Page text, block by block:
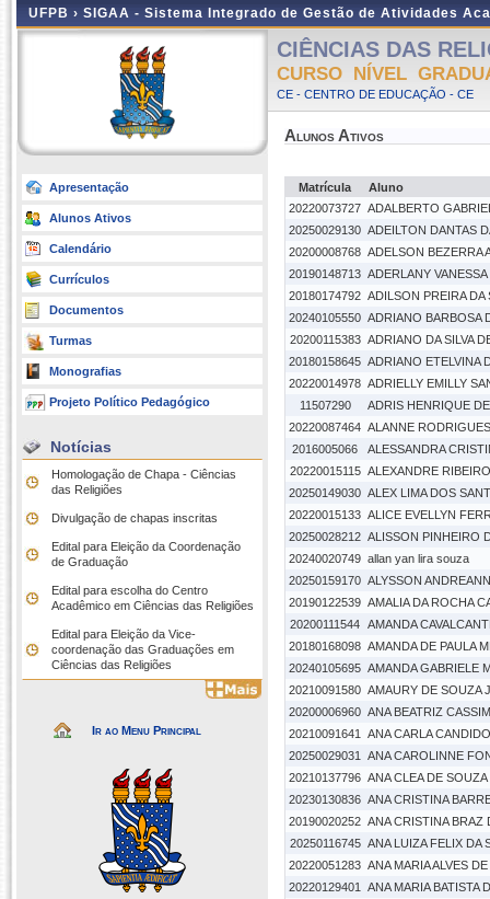
UFPB › SIGAA - Sistema Integrado de Gestão de Atividades
Apresentação
Alunos Ativos
Calendário
Currículos
Documentos
Turmas
Monografias
Projeto Político Pedagógico
Notícias
Homologação de Chapa - Ciências
das Religiões
Divulgação de chapas inscritas
Edital para Eleição da Coordenação
de Graduação
Edital para escolha do Centro
Acadêmico em Ciências das Religiões
Edital para Eleição da Vice-
coordenação das Graduações em
Ciências das Religiões
Ir ao Menu Principal
CIÊNCIAS DAS
CURSO NÍVEL
CE - CENTRO DE EDUCAÇÃO - CE
Alunos Ativos
Matrícula
Aluno
20220073727 ADALBERTO
20250029130 ADEILTON DANTAS
20200008768 ADELSON BEZERRA
20190148713 ADERLANY
20180174792 ADILSON PREIRA DA
20240105550 ADRIANO BARBOSA
20200115383 ADRIANO DA SILVA
20180158645 ADRIANO ETELVINA
20220014978 ADRIELLY EMILLY
11507290
ADRIS HENRIQUE
20220087464 ALANNE
2016005066
ALESSANDRA
20220015115 ALEXANDRE
20250149030 ALEX LIMA DOS
20220015133 ALICE EVELLYN
20250028212 ALISSON PINHEIRO
20240020749 allan yan lira souza
20250159170 ALYSSON
20190122539 AMALIA DA ROCHA
20200111544 AMANDA
20180168098 AMANDA DE PAULA
20240105695 AMANDA GABRIELE
20210091580 AMAURY DE SOUZA
20200006960 ANA BEATRIZ
20210091641
ANA CARLA
20250029031
ANA CAROLINNE
20210137796 ANA CLEA DE
20230130836 ANA CRISTINA
20190020252 ANA CRISTINA BRAZ
20250116745 ANA LUIZA FELIX DA
20220051283 ANA MARIA ALVES
20220129401
ANA MARIA BATISTA